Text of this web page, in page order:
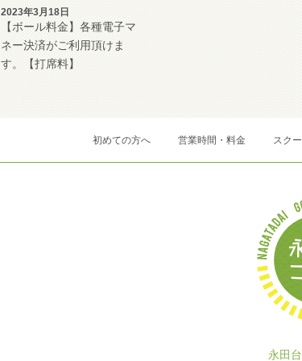
2023年3月18日
【ボール料金】各種電子マ
ネー決済がご利用頂けま
す。【打席料】
初めての方へ 営業時間・料金 スク
永田